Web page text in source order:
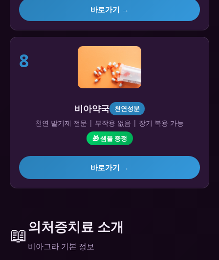
바로가기 →
8
비아약국 천연성분
천연 발기제 전문 | 부작용 없음 | 장기 복용 가능
🎁 샘플 증정
바로가기 →
📖의처증치료 소개
비아그라 기본 정보